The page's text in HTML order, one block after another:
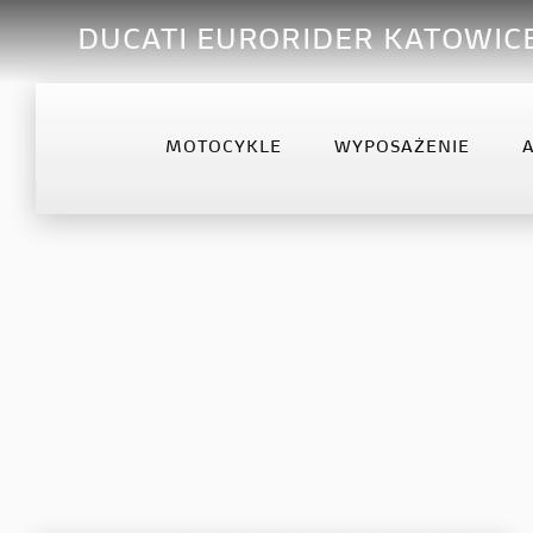
DUCATI EURORIDER
MOTOCYKLE WYPOSAŻENIE